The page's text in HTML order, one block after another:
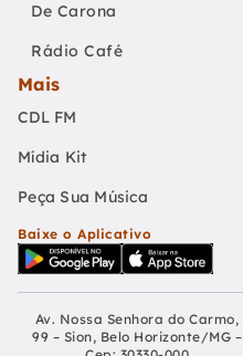
De Carona
Rádio Café
Mais
CDL FM
Mídia Kit
Peça Sua Música
Baixe o Aplicativo
Av. Nossa Senhora do Carmo,
99 – Sion, Belo Horizonte/MG –